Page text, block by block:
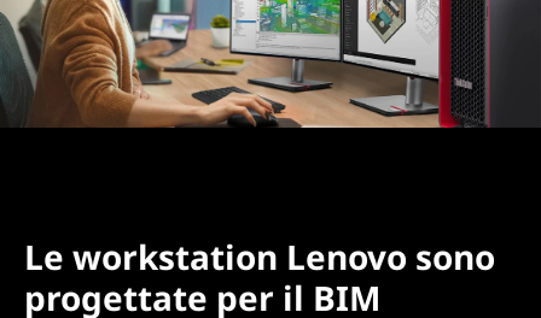
Le workstation Lenovo sono
progettate per il BIM